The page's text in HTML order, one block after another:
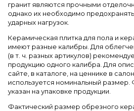
гранит являются прочными
однако их необходимо
ударных нагрузок.
Керамическая плитка для пола и
имеют разные калибры. Для
(в т. ч. разных артикулов)
продукцию одного калибра. Для
сайте, в каталоге, на ценнике в
используется номинальный размер.
указан на упаковке продукции.
Фактический размер обрезного